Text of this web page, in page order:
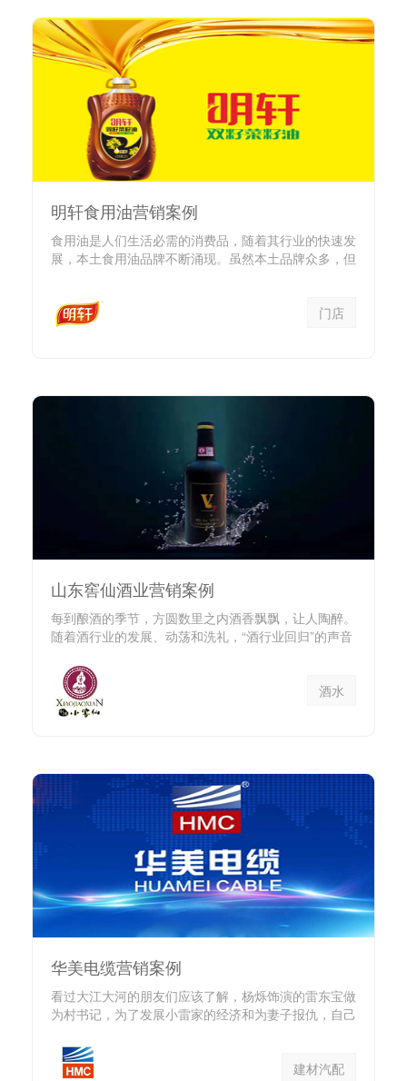
明轩食用油营销案例
食用油是人们生活必需的消费品，随着其行业的快速发
展，本土食用油品牌不断涌现。虽然本土品牌众多，但
门店
山东窖仙酒业营销案例
每到酿酒的季节，方圆数里之内酒香飘飘，让人陶醉。
随着酒行业的发展、动荡和洗礼，“酒行业回归”的声音
酒水
华美电缆营销案例
看过大江大河的朋友们应该了解，杨烁饰演的雷东宝做
为村书记，为了发展小雷家的经济和为妻子报仇，自己
建材汽配